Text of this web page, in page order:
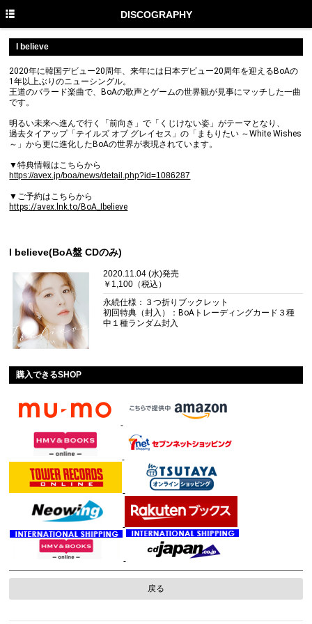
DISCOGRAPHY
I believe
2020年に韓国デビュー20周年、来年には日本デビュー20周年を迎えるBoAの
1年以上ぶりのニューシングル。
王道のバラード楽曲で、BoAの歌声とゲームの世界観が見事にマッチした一曲
です。
明るい未来へ進んで行く「前向き」で「くじけない姿」がテーマとなり、
過去タイアップ「テイルズ オブ グレイセス」の「まもりたい ～White Wishes
～」から更に進化したBoAの世界が表現されています。
▼特典情報はこちらから
https://avex.jp/boa/news/detail.php?id=1086287
▼ご予約はこちらから
https://avex.lnk.to/BoA_Ibelieve
I believe(BoA盤 CDのみ)
2020.11.04 (水)発売
￥1,100（税込）
永続仕様：３つ折りブックレット
初回特典（封入）：BoAトレーディングカード３種
中１種ランダム封入
購入できるSHOP
戻る
NEWS
MEDIA
LIVE
PROFILE
DISCOGRAPHY
MUSIC VIDEO
GOODS
FANCLUB